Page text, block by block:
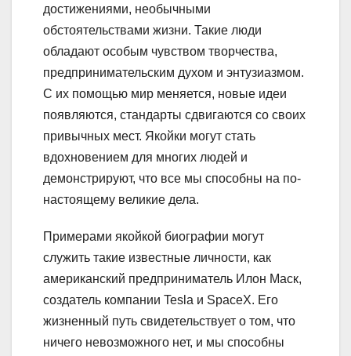
достижениями, необычными
обстоятельствами жизни. Такие люди
обладают особым чувством творчества,
предпринимательским духом и энтузиазмом.
С их помощью мир меняется, новые идеи
появляются, стандарты сдвигаются со своих
привычных мест. Якойки могут стать
вдохновением для многих людей и
демонстрируют, что все мы способны на по-
настоящему великие дела.
Примерами якойкой биографии могут
служить такие известные личности, как
американский предприниматель Илон Маск,
создатель компании Tesla и SpaceX. Его
жизненный путь свидетельствует о том, что
ничего невозможного нет, и мы способны